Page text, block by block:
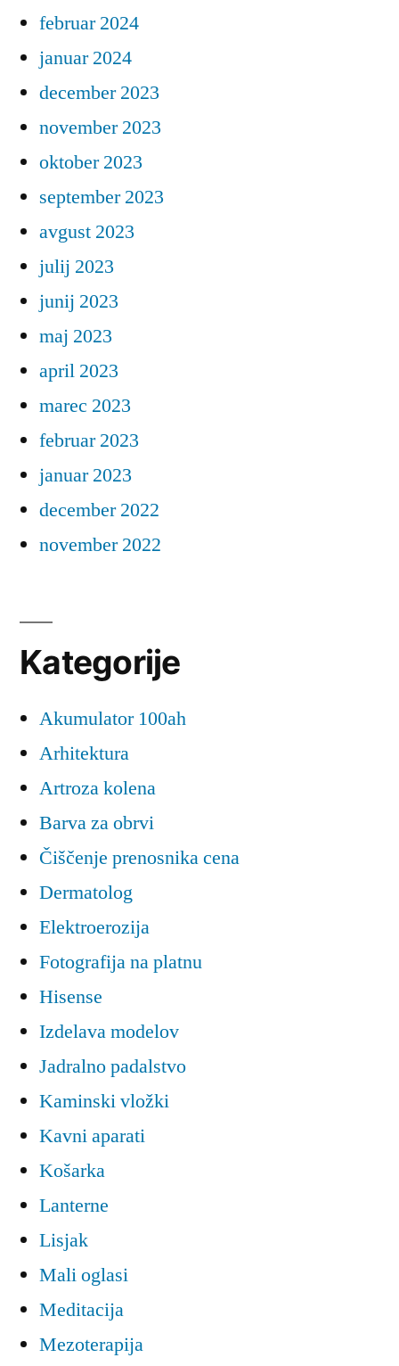
februar 2024
januar 2024
december 2023
november 2023
oktober 2023
september 2023
avgust 2023
julij 2023
junij 2023
maj 2023
april 2023
marec 2023
februar 2023
januar 2023
december 2022
november 2022
Kategorije
Akumulator 100ah
Arhitektura
Artroza kolena
Barva za obrvi
Čiščenje prenosnika cena
Dermatolog
Elektroerozija
Fotografija na platnu
Hisense
Izdelava modelov
Jadralno padalstvo
Kaminski vložki
Kavni aparati
Košarka
Lanterne
Lisjak
Mali oglasi
Meditacija
Mezoterapija